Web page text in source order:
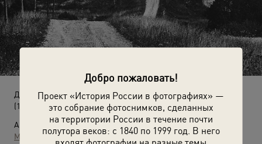
Добро пожаловать!
Проект «История России в фотографиях» —
это собрание фотоснимков, сделанных
на территории России в течение почти
полутора веков: с 1840 по 1999 год. В него
Деревня Цветково
(1978 год)
Автор:
Михаил Дашевский